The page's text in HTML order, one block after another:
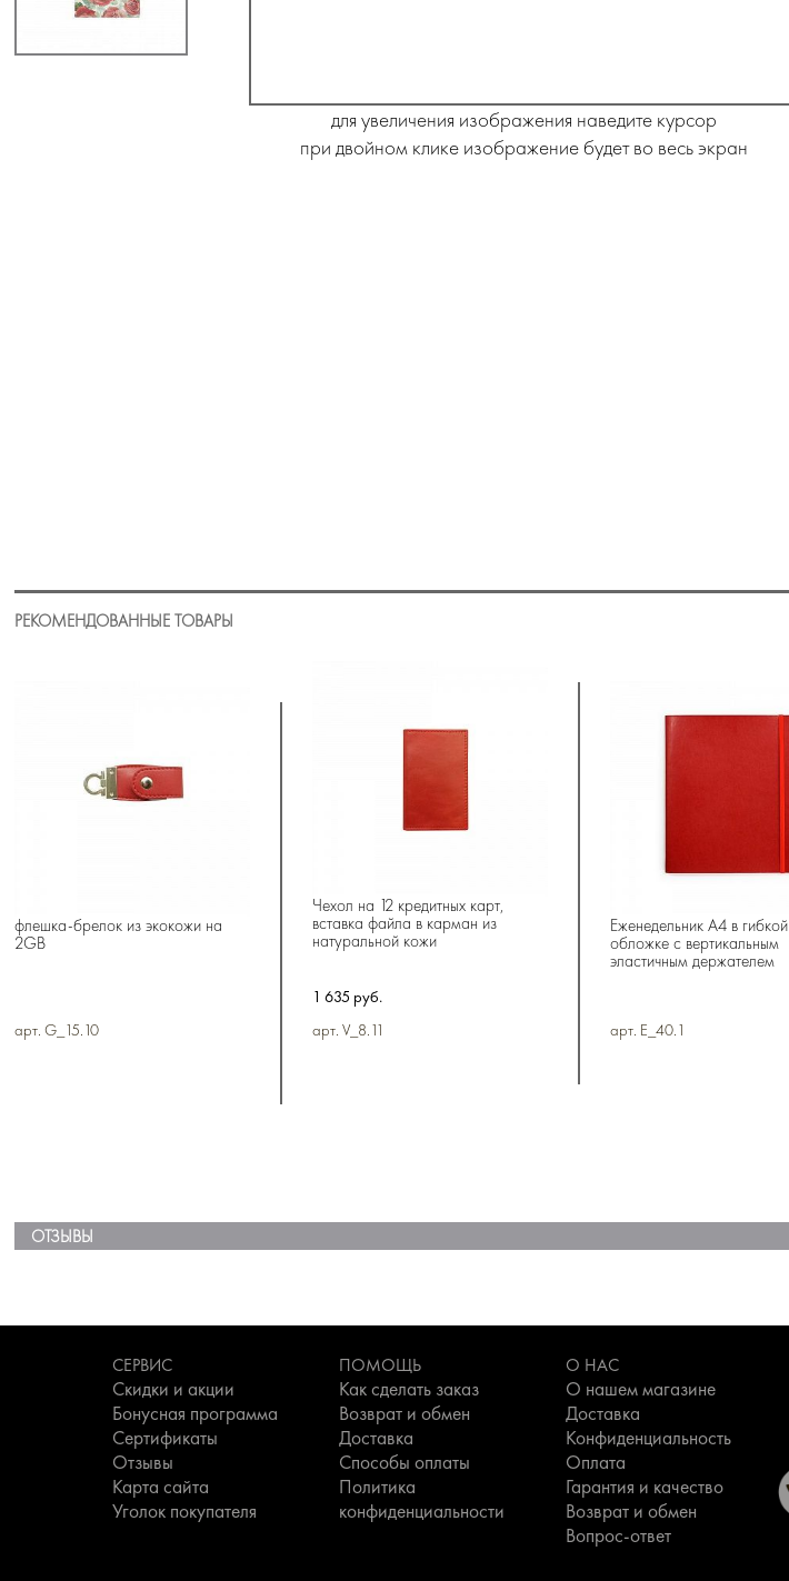
для увеличения изображения наведите курсор
при двойном клике изображение будет во весь экран
РЕКОМЕНДОВАННЫЕ ТОВАРЫ
флешка-брелок из экокожи на
2GB
арт. G_15.10
Чехол на 12 кредитных карт,
вставка файла в карман из
натуральной кожи
1 635 руб.
арт. V_8.11
Еженедельник А4 в гибкой
обложке с вертикальным
эластичным держателем
арт. E_40.1
ОТЗЫВЫ
СЕРВИС
Скидки и акции
Бонусная программа
Сертификаты
Отзывы
Карта сайта
Уголок покупателя
ПОМОЩЬ
Как сделать заказ
Возврат и обмен
Доставка
Способы оплаты
Политика
конфиденциальности
О НАС
О нашем магазине
Доставка
Конфиденциальность
Оплата
Гарантия и качество
Возврат и обмен
Вопрос-ответ